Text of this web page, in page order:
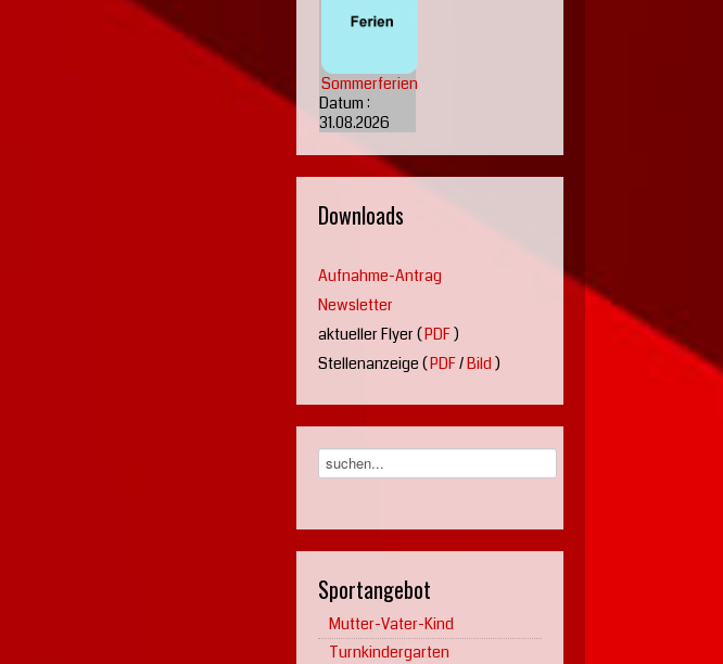
Sommerferien
Datum :
31.08.2026
Downloads
Aufnahme-Antrag
Newsletter
aktueller Flyer (PDF)
Stellenanzeige (PDF/Bild )
Sportangebot
Mutter-Vater-Kind
Turnkindergarten